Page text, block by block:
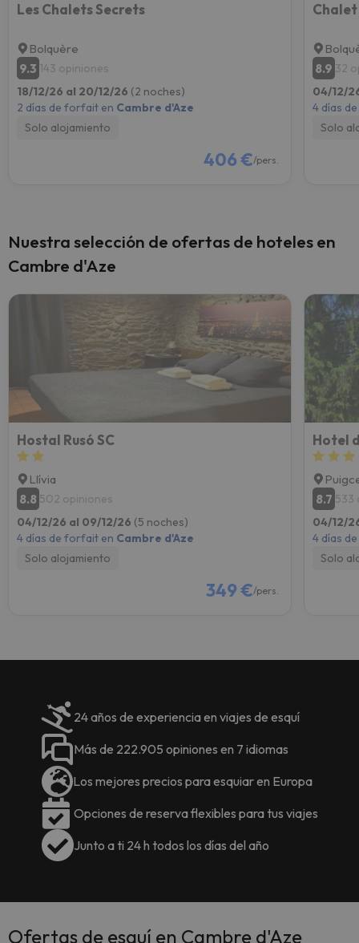
Les Chalets Secrets
Bolquère
9.3 143 opiniones
18/12/26 al 20/12/26 (2 noches)
2 días de forfait en Cambre d'Aze
Solo alojamiento
406 €/pers.
8.9 32
04/12/
4 días
Solo
Nuestra selección de ofertas de hoteles en
Cambre d'Aze
Hostal Rusó SC
Llívia
8.8 502 opiniones
04/12/26 al 09/12/26 (5 noches)
4 días de forfait en Cambre d'Aze
Solo alojamiento
349 €/pers.
Hotel
8.7 533
04/12/
4 días
Solo
24 años de experiencia en viajes de esquí
Más de 222.905 opiniones en 7 idiomas
Los mejores precios para esquiar en Europa
Opciones de reserva flexibles para tus viajes
Junto a ti 24 h todos los días del año
Ofertas de esquí en Cambre d'Aze